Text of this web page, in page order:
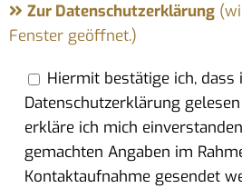
Zur Datenschutzerklärung
Fenster geöffnet.)
Hiermit bestätige ich, dass
Datenschutzerklärung
erkläre ich mich
gemachten Angaben im
Kontaktaufnahme gesendet